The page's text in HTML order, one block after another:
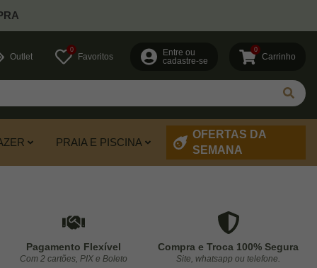
Outlet
0
Favoritos
Entre ou
cadastre-se
0
Carrinho
PRAIA E PISCINA
OFERTAS DA
SEMANA
Pagamento Flexível
Com 2 cartões, PIX e Boleto
Compra e Troca 100% Segura
Site, whatsapp ou telefone.